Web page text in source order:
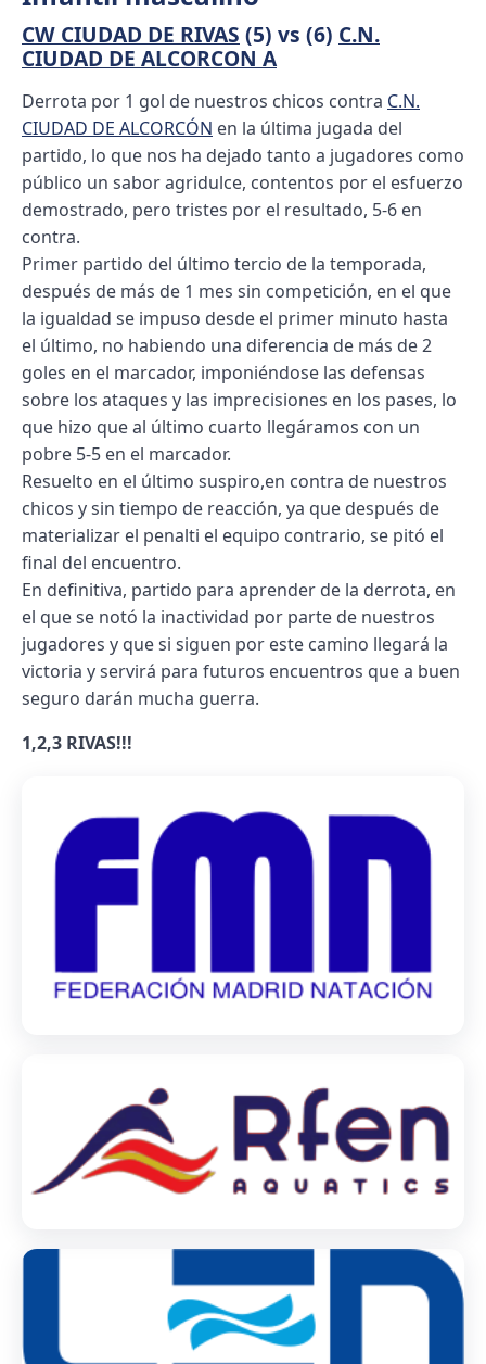
CW CIUDAD DE RIVAS (5) vs (6) C.N.
CIUDAD DE ALCORCON A
Derrota por 1 gol de nuestros chicos contra C.N.
CIUDAD DE ALCORCÓN en la última jugada del
partido, lo que nos ha dejado tanto a jugadores como
público un sabor agridulce, contentos por el esfuerzo
demostrado, pero tristes por el resultado, 5-6 en
contra.
Primer partido del último tercio de la temporada,
después de más de 1 mes sin competición, en el que
la igualdad se impuso desde el primer minuto hasta
el último, no habiendo una diferencia de más de 2
goles en el marcador, imponiéndose las defensas
sobre los ataques y las imprecisiones en los pases, lo
que hizo que al último cuarto llegáramos con un
pobre 5-5 en el marcador.
Resuelto en el último suspiro,en contra de nuestros
chicos y sin tiempo de reacción, ya que después de
materializar el penalti el equipo contrario, se pitó el
final del encuentro.
En definitiva, partido para aprender de la derrota, en
el que se notó la inactividad por parte de nuestros
jugadores y que si siguen por este camino llegará la
victoria y servirá para futuros encuentros que a buen
seguro darán mucha guerra.
1,2,3 RIVAS!!!